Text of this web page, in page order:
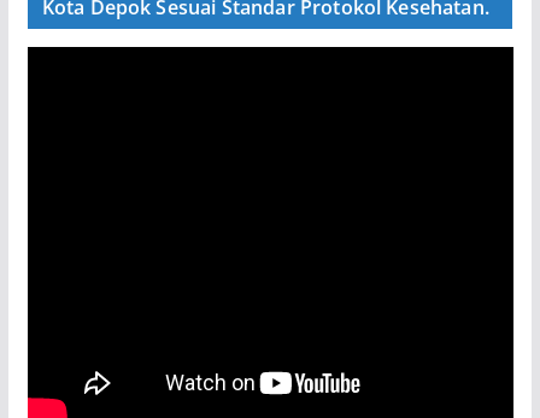
Kota Depok Sesuai Standar Protokol Kesehatan.